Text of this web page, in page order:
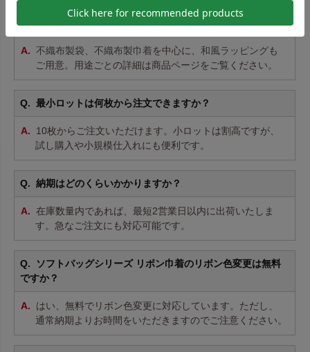
どんな種類のラッピング袋を扱っていますか？
不織布製袋 不織布製巾着を中心に、 和風ラッピングも
ご用意。用途ごとの詳細は商品ページをご覧ください。
最小ロットは何枚から注文できますか？
10枚からご注文いただけます。小ロットは割高ですが、
試し購入や小規模仕入れにも便利です。
納期はどのくらいかかりますか？
在庫数量内であれば、最短2営業日以内に出荷いたしま
す。急なご注文にも対応可能です。
ソフトバッグシリーズ リボン巾着のリボン色変更は無料
ですか？
はい、無料でリボン色変更に対応しています。ただし、
通常納期よりお時間をいただきますのでご注意ください。